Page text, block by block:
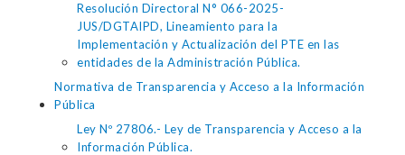
Resolución Directoral N° 066-2025-
JUS/DGTAIPD, Lineamiento para la
Implementación y Actualización del PTE en las
entidades de la Administración Pública.
Normativa de Transparencia y Acceso a la Información
Pública
Ley Nº 27806.- Ley de Transparencia y Acceso a la
Información Pública.